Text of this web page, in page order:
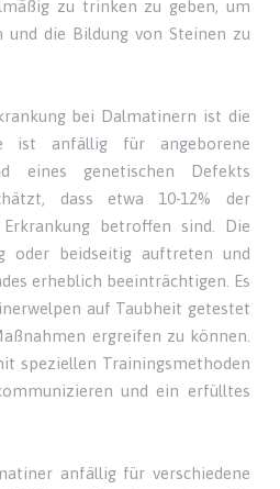
zu trinken zu geben, um
und die Bildung von Steinen zu
bei Dalmatinern ist die
ist anfällig für angeborene
eines genetischen Defekts
dass etwa 10-12% der
betroffen sind. Die
oder beidseitig auftreten und
erheblich beeinträchtigen. Es
auf Taubheit getestet
ergreifen zu können.
speziellen Trainingsmethoden
und ein erfülltes
anfällig für verschiedene